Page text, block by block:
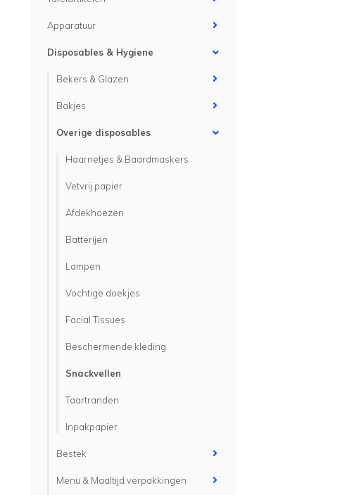
Apparatuur
Disposables & Hygiene
Bekers & Glazen
Bakjes
Overige disposables
Haarnetjes & Baardmaskers
Vetvrij papier
Afdekhoezen
Batterijen
Lampen
Vochtige doekjes
Facial Tissues
Beschermende kleding
Snackvellen
Taartranden
Inpakpapier
Bestek
Menu & Maaltijd verpakkingen